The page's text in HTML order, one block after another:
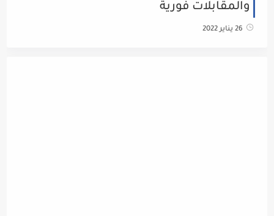
والمقابلات فورية
26 يناير 2022